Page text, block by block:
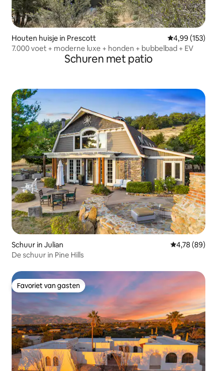
Houten huisje in Prescott Gemiddelde
4,99 (153)
7.000 voet + moderne luxe + honden + bubbelbad + EV
Schuren met patio
Schuur in Julian Gemiddelde
4,78 (89)
De schuur in Pine Hills
Favoriet van gasten
Favoriet van gasten